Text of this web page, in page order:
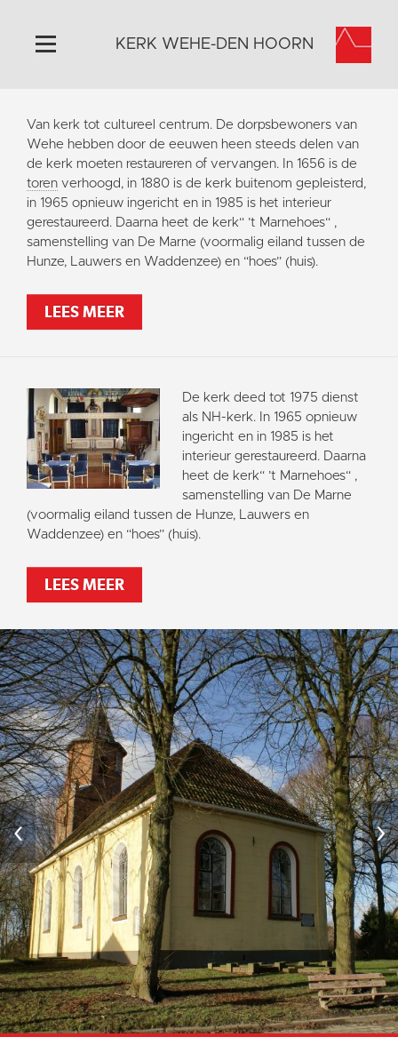
Home
Algemeen
Historie
Omgeving
Activiteiten
Steun ons
Contact
Vaktaal
KERK WEHE-DEN HOORN
Van kerk tot cultureel centrum. De dorpsbewoners van
Wehe hebben door de eeuwen heen steeds delen van
de kerk moeten restaureren of vervangen. In 1656 is de
toren verhoogd, in 1880 is de kerk buitenom gepleisterd,
in 1965 opnieuw ingericht en in 1985 is het interieur
gerestaureerd. Daarna heet de kerk“ ’t Marnehoes“ ,
samenstelling van De Marne (voormalig eiland tussen de
Hunze, Lauwers en Waddenzee) en “hoes” (huis).
LEES MEER
De kerk deed tot 1975 dienst
als NH-kerk. In 1965 opnieuw
ingericht en in 1985 is het
interieur gerestaureerd. Daarna
heet de kerk“ ’t Marnehoes“ ,
samenstelling van De Marne
(voormalig eiland tussen de Hunze, Lauwers en
Waddenzee) en “hoes” (huis).
LEES MEER
‹ ›